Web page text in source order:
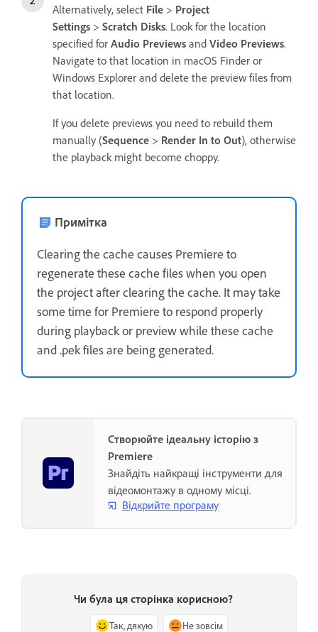
Alternatively, select File > Project
Settings > Scratch Disks. Look for the location
specified for Audio Previews and Video Previews.
Navigate to that location in macOS Finder or
Windows Explorer and delete the preview files from
that location.
If you delete previews you need to rebuild them
manually (Sequence > Render In to Out), otherwise
the playback might become choppy.
Примітка
Clearing the cache causes Premiere to
regenerate these cache files when you open
the project after clearing the cache. It may take
some time for Premiere to respond properly
during playback or preview while these cache
and .pek files are being generated.
Створюйте ідеальну історію з
Premiere
Знайдіть найкращі інструменти для
відеомонтажу в одному місці.
Відкрийте програму
Чи була ця сторінка корисною?
Так, дякую Не зовсім